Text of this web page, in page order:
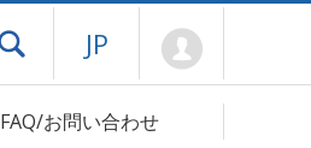
ドロワーメニューを開く
JP
FAQ/お問い合わせ